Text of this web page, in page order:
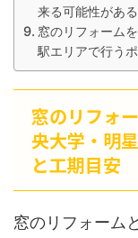
来る可能性があ
窓のリフォーム
駅エリアで行う
窓のリフォ
央大学・明
と工期目安
窓のリフォーム